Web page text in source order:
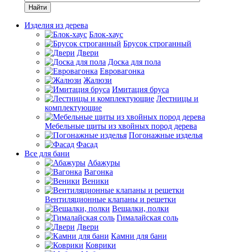
Найти
Изделия из дерева
Блок-хаус
Брусок строганный
Двери
Доска для пола
Евровагонка
Жалюзи
Имитация бруса
Лестницы и
комплектующие
Мебельные щиты из хвойных пород дерева
Погонажные изделья
Фасад
Все для бани
Абажуры
Вагонка
Веники
Вентиляционные клапаны и решетки
Вешалки, полки
Гималайская соль
Двери
Камни для бани
Коврики